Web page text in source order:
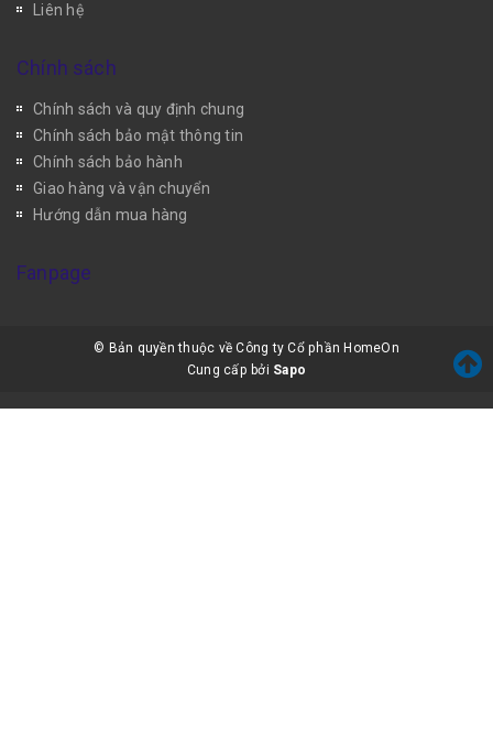
Liên hệ
Chính sách
Chính sách và quy định chung
Chính sách bảo mật thông tin
Chính sách bảo hành
Giao hàng và vận chuyển
Hướng dẫn mua hàng
Fanpage
© Bản quyền thuộc về Công ty Cổ phần HomeOn
Cung cấp bởi Sapo